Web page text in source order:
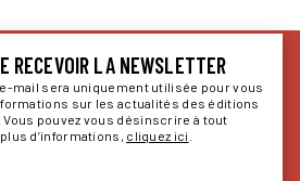
RECEVOIR LA NEWSLETTER
mail sera uniquement utilisée pour vous
sur les actualités des éditions
Vous pouvez vous désinscrire à tout
d’informations, cliquez ici